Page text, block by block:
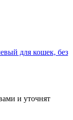
для кошек, без
и уточнят